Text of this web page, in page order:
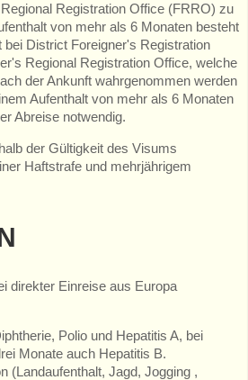
Registration Office (FRRO) zu
von mehr als 6 Monaten besteht
District Foreigner's Registration
Regional Registration Office, welche
der Ankunft wahrgenommen werden
Aufenthalt von mehr als 6 Monaten
Abreise notwendig.
der Gültigkeit des Visums
Haftstrafe und mehrjährigem
direkter Einreise aus Europa
Polio und Hepatitis A, bei
Monate auch Hepatitis B.
(Landaufenthalt, Jagd, Jogging ,